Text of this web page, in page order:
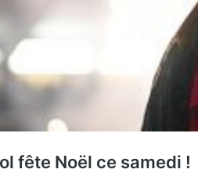
fête Noël ce samedi !